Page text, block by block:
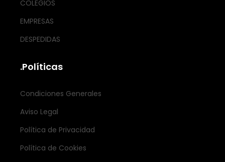
COLEGIOS
EMPRESAS
DESPEDIDAS
.Políticas
Condiciones Generales
Aviso Legal
Política de Privacidad
Política de Cookies